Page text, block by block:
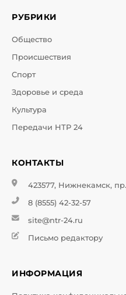
РУБРИКИ
Общество
Происшествия
Спорт
Здоровье и среда
Культура
Передачи НТР 24
КОНТАКТЫ
423577, Нижнекамск,
8 (8555) 42-32-57
site@ntr-24.ru
Письмо редактору
ИНФОРМАЦИЯ